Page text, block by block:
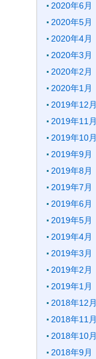
2020年6月
2020年5月
2020年4月
2020年3月
2020年2月
2020年1月
2019年12月
2019年11月
2019年10月
2019年9月
2019年8月
2019年7月
2019年6月
2019年5月
2019年4月
2019年3月
2019年2月
2019年1月
2018年12月
2018年11月
2018年10月
2018年9月